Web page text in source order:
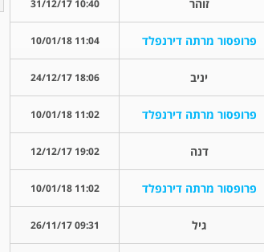
זוהר 10:40 31/12/17
פרופסור מרתה דירנפלד 11:04 10/01/18
יניב 18:06 24/12/17
פרופסור מרתה דירנפלד 11:02 10/01/18
דנה 19:02 12/12/17
פרופסור מרתה דירנפלד 11:02 10/01/18
גיל 09:31 26/11/17